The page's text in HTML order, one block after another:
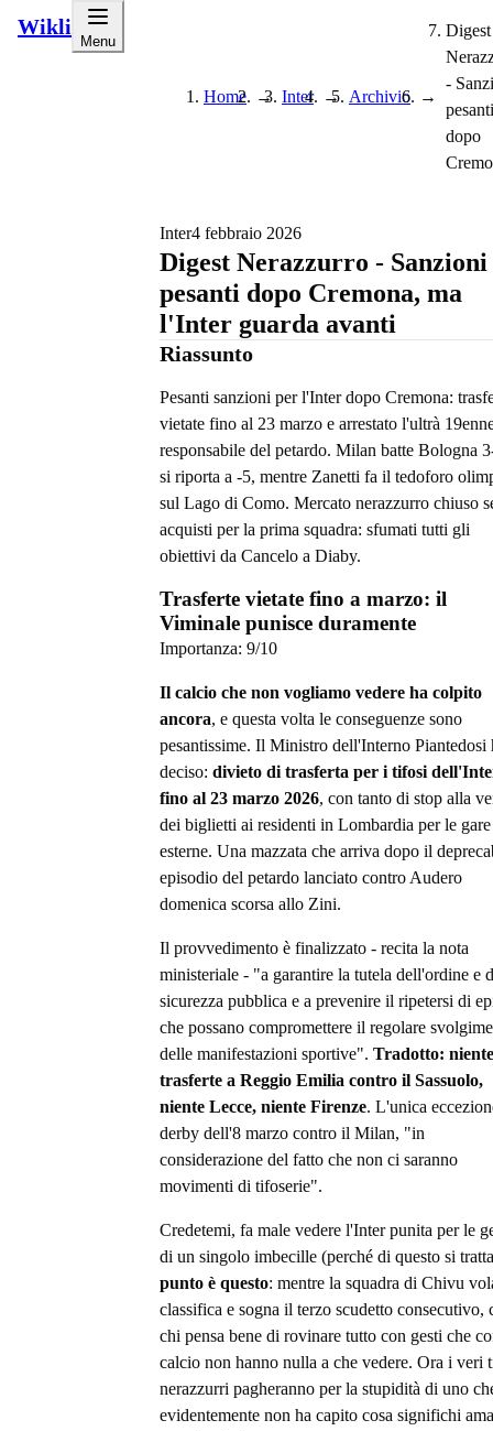
Wikli
Menu
Home → Inter → Archivio →
Digest
-
pesanti
dopo
Inter4 febbraio 2026
Digest Nerazzurro - Sanzioni
pesanti dopo Cremona, ma
l'Inter guarda avanti
Riassunto
Pesanti sanzioni per l'Inter dopo Cremona:
vietate fino al 23 marzo e arrestato l'ultrà
responsabile del petardo. Milan batte Bologna
si riporta a -5, mentre Zanetti fa il tedoforo
sul Lago di Como. Mercato nerazzurro chiuso
acquisti per la prima squadra: sfumati tutti gli
obiettivi da Cancelo a Diaby.
Trasferte vietate fino a marzo: il
Viminale punisce duramente
Importanza: 9/10
Il calcio che non vogliamo vedere ha colpito
ancora, e questa volta le conseguenze sono
pesantissime. Il Ministro dell'Interno Piantedosi
deciso: divieto di trasferta per i tifosi
fino al 23 marzo 2026, con tanto di stop alla
dei biglietti ai residenti in Lombardia per le gare
esterne. Una mazzata che arriva dopo il
episodio del petardo lanciato contro Audero
domenica scorsa allo Zini.
Il provvedimento è finalizzato - recita la nota
ministeriale - "a garantire la tutela dell'ordine e
sicurezza pubblica e a prevenire il ripetersi di
che possano compromettere il regolare
delle manifestazioni sportive". Tradotto: niente
trasferte a Reggio Emilia contro il Sassuolo,
niente Lecce, niente Firenze. L'unica
derby dell'8 marzo contro il Milan, "in
considerazione del fatto che non ci saranno
movimenti di tifoserie".
Credetemi, fa male vedere l'Inter punita per le
di un singolo imbecille (perché di questo si
punto è questo: mentre la squadra di Chivu
classifica e sogna il terzo scudetto consecutivo,
chi pensa bene di rovinare tutto con gesti che
calcio non hanno nulla a che vedere. Ora i veri
nerazzurri pagheranno per la stupidità di uno
evidentemente non ha capito cosa significhi